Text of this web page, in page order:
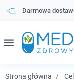
Darmowa
menu
Strona główna